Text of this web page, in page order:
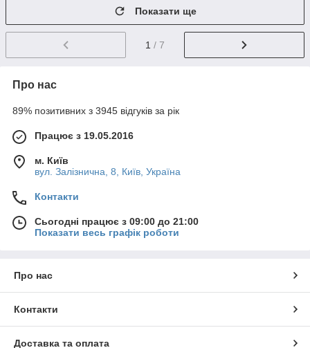
Показати ще
1 / 7
Про нас
89% позитивних з 3945 відгуків за рік
Працює з 19.05.2016
м. Київ
вул. Залізнична, 8, Київ, Україна
Контакти
Сьогодні працює з 09:00 до 21:00
Показати весь графік роботи
Про нас
Контакти
Доставка та оплата